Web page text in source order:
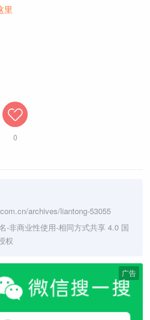
里
0
archives/liantong-53055
-非商业性使用-相同方式共享 4.0 国
权
广告